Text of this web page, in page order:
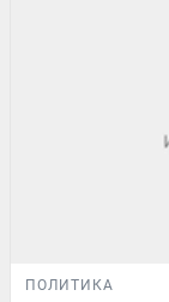
ПОЛИТИКА